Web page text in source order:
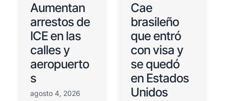
Aumentan
arrestos de
ICE en las
calles y
aeropuerto
s
agosto 4, 2026
Cae
brasileño
que entró
con visa y
se quedó
en Estados
Unidos